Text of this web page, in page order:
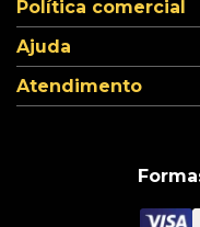
Política comercial
Ajuda
Atendimento